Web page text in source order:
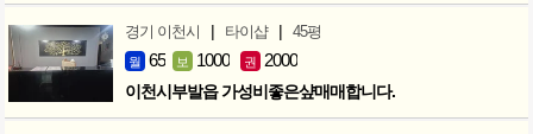
경기 이천시 | 타이샵 | 45평
월 65 보 1000 권 2000
이천시부발읍 가성비좋은샾매매합니다.